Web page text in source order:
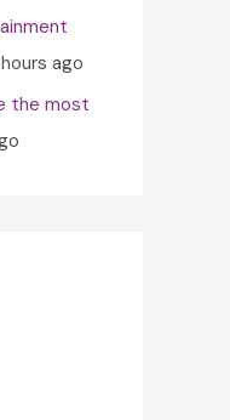
ago
the most